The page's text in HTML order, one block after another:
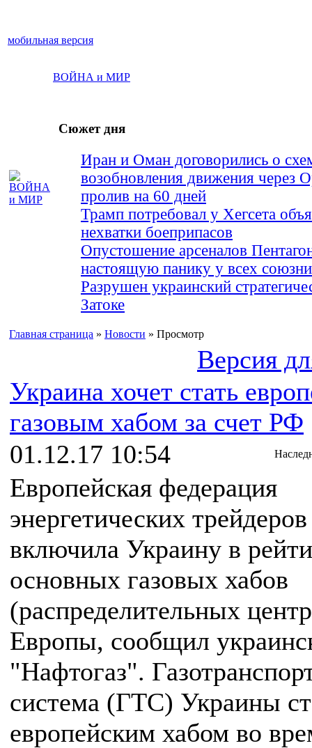
мобильная версия
ВОЙНА и МИР
Сюжет дня
Иран и Оман договорились о
возобновления движения через
пролив на 60 дней
Трамп потребовал у Хегсета
нехватки боеприпасов
Опустошение арсеналов
настоящую панику у всех
Разрушен украинский
Затоке
Главная страница » Новости » Просмотр
Версия
Украина хочет стать
газовым хабом за счет РФ
01.12.17 10:54
Европейская федерация
энергетических
включила Украину в
основных газовых хабов
(распределительных
Европы, сообщил
"Нафтогаз".
система (ГТС) Украины
европейским хабом во